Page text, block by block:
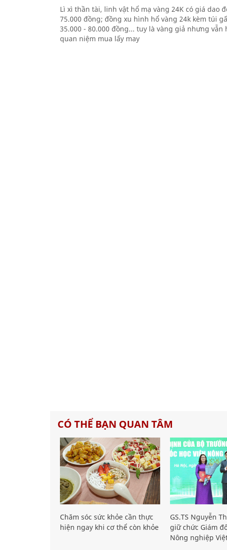
Lì xì thần tài, linh vật hổ mạ vàng 24K có giá dao
75.000 đồng; đồng xu hình hổ vàng 24k kèm túi
35.000 - 80.000 đồng... tuy là vàng giả nhưng vẫn
quan niệm mua lấy may
CÓ THỂ BẠN QUAN TÂM
Chăm sóc sức khỏe cần thực
hiện ngay khi cơ thể còn khỏe
GS.TS Nguyễn
giữ chức Giám
Nông nghiệp